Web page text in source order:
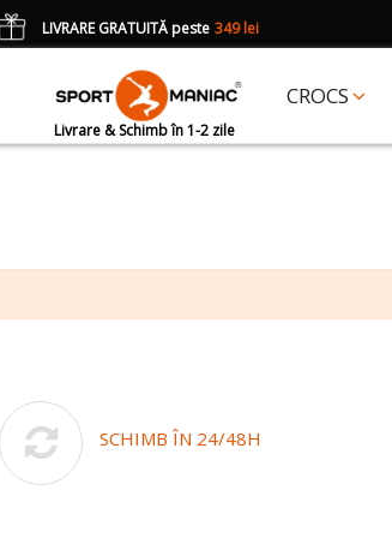
CROCS
Livrare & Schimb în 1-2 zile
LIVRARE GRATUITĂ peste 349 lei
Crocs Jibbitz în val. de 25 lei cu codul: JIBBITZ
SCHIMB ÎN 24/48H